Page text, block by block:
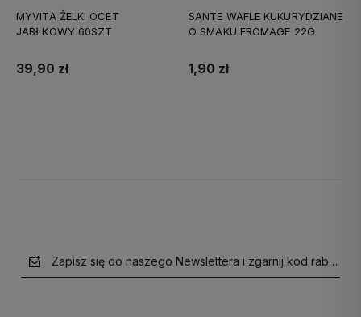
MYVITA ŻELKI OCET
JABŁKOWY 60SZT
39,90 zł
SANTE WAFLE KUKURYDZIANE
O SMAKU FROMAGE 22G
1,90 zł
Zapisz się do naszego Newslettera i zgarnij kod